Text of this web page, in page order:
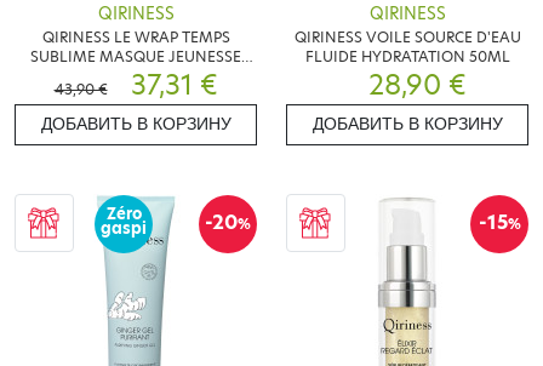
QIRINESS
QIRINESS LE WRAP TEMPS
SUBLIME MASQUE JEUNESSE
50ML
43,90 € 37,31 €
ДОБАВИТЬ В КОРЗИНУ
QIRINESS
QIRINESS VOILE SOURCE D'EAU
FLUIDE HYDRATATION 50ML
28,90 €
ДОБАВИТЬ В КОРЗИНУ
-20%
Zéro
gaspi -15%